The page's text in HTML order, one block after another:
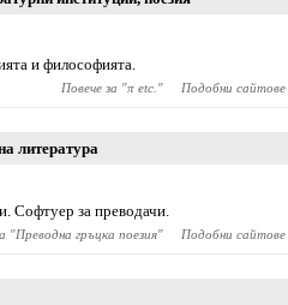
и философията.
Повече за "π etc. " Подобни сайтове
литература
Софтуер за преводачи.
"Преводна гръцка поезия" Подобни сайтове